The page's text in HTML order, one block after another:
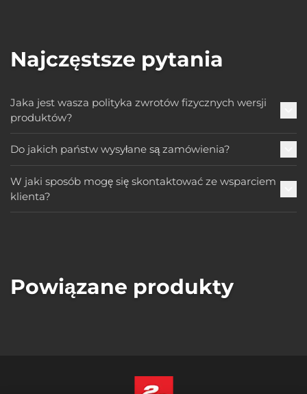
Najczęstsze pytania
Jaka jest wasza polityka zwrotów fizycznych wersji
produktów?
Do jakich państw wysyłane są zamówienia?
W jaki sposób mogę się skontaktować ze wsparciem
klienta?
Powiązane produkty